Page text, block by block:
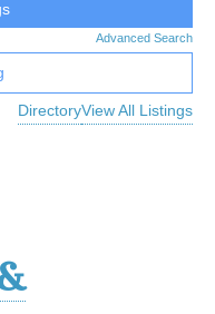
Advanced Search
DirectoryView All Listings